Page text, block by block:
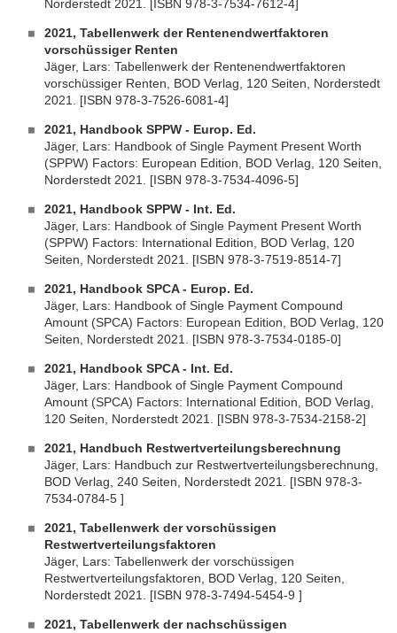
Norderstedt 2021. [ISBN 978-3-7534-7612-4]
2021, Tabellenwerk der Rentenendwertfaktoren
vorschüssiger Renten
Jäger, Lars: Tabellenwerk der Rentenendwertfaktoren
vorschüssiger Renten, BOD Verlag, 120 Seiten, Norderstedt
2021. [ISBN 978-3-7526-6081-4]
2021, Handbook SPPW - Europ. Ed.
Jäger, Lars: Handbook of Single Payment Present Worth
(SPPW) Factors: European Edition, BOD Verlag, 120 Seiten,
Norderstedt 2021. [ISBN 978-3-7534-4096-5]
2021, Handbook SPPW - Int. Ed.
Jäger, Lars: Handbook of Single Payment Present Worth
(SPPW) Factors: International Edition, BOD Verlag, 120
Seiten, Norderstedt 2021. [ISBN 978-3-7519-8514-7]
2021, Handbook SPCA - Europ. Ed.
Jäger, Lars: Handbook of Single Payment Compound
Amount (SPCA) Factors: European Edition, BOD Verlag, 120
Seiten, Norderstedt 2021. [ISBN 978-3-7534-0185-0]
2021, Handbook SPCA - Int. Ed.
Jäger, Lars: Handbook of Single Payment Compound
Amount (SPCA) Factors: International Edition, BOD Verlag,
120 Seiten, Norderstedt 2021. [ISBN 978-3-7534-2158-2]
2021, Handbuch Restwertverteilungsberechnung
Jäger, Lars: Handbuch zur Restwertverteilungsberechnung,
BOD Verlag, 240 Seiten, Norderstedt 2021. [ISBN 978-3-
7534-0784-5 ]
2021, Tabellenwerk der vorschüssigen
Restwertverteilungsfaktoren
Jäger, Lars: Tabellenwerk der vorschüssigen
Restwertverteilungsfaktoren, BOD Verlag, 120 Seiten,
Norderstedt 2021. [ISBN 978-3-7494-5454-9 ]
2021, Tabellenwerk der nachschüssigen